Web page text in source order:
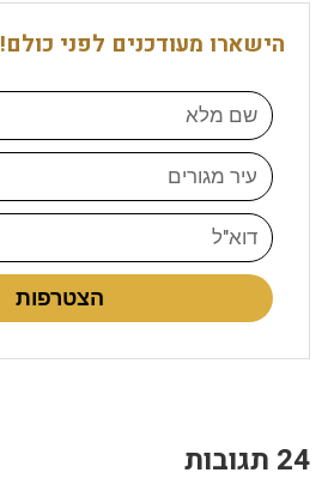
הישארו מעודכנים לפני כולם!
הצטרפות
24 תגובות